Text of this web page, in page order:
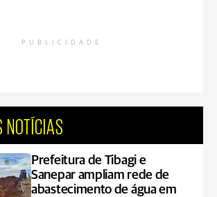
PUBLICIDADE
NOTÍCIAS
Prefeitura de Tibagi e
Sanepar ampliam rede de
abastecimento de água em